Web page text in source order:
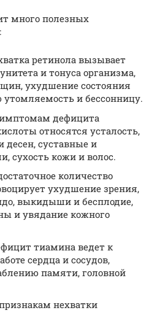
много полезных
ретинола вызывает
и тонуса организма,
ухудшение состояния
утомляемость и бессонницу.
дефицита
относятся усталость,
десен, суставные и
сухость кожи и волос.
количество
ухудшение зрения,
выкидыши и бесплодие,
и увядание кожного
тиамина ведет к
сердца и сосудов,
памяти, головной
нехватки